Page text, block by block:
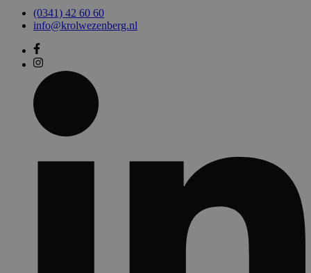
(0341) 42 60 60
info@krolwezenberg.nl